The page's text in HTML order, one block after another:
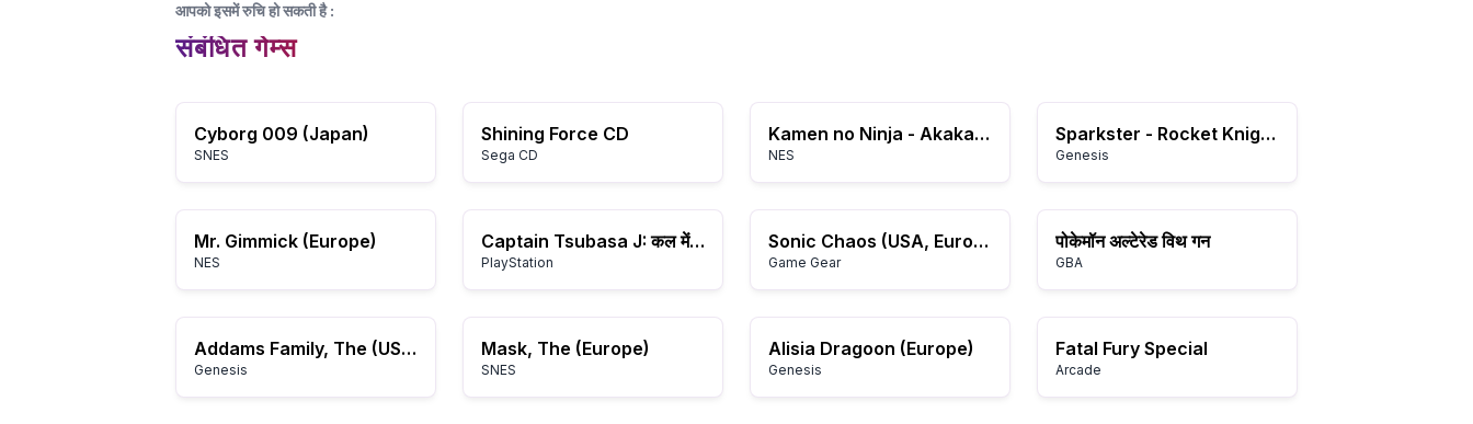
आपको इसमें रुचि हो सकती है:
संबंधित गेम्स
Cyborg 009 (Japan)
SNES
Shining Force CD
Sega CD
Kamen no Ninja - Akakage (Japan)
NES
Sparkster - Rocket Knight Adventures 2 (Japan)
Genesis
Mr. Gimmick (Europe)
NES
Captain Tsubasa J: कल में उतरें
PlayStation
Sonic Chaos (USA, Europe)
Game Gear
पोकेमॉन अल्टेरेड विथ गन
GBA
Addams Family, The (USA, Europe)
Genesis
Mask, The (Europe)
SNES
Alisia Dragoon (Europe)
Genesis
Fatal Fury Special
Arcade